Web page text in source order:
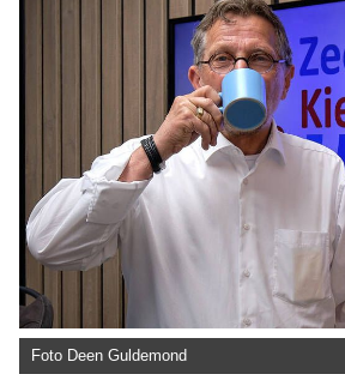
Foto Deen Guldemond